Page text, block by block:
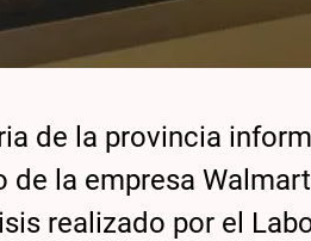
de la provincia
de la empresa
realizado por el